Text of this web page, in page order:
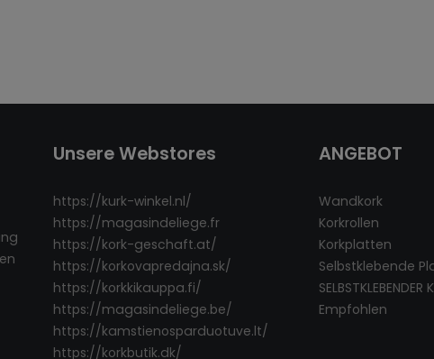
Unsere Webstores
https://kurk-winkel.nl/
https://magasindeliege.fr
https://kork-geschaft.at/
https://korkovapredajna.sk/
https://korkkikauppa.fi/
https://magasindeliege.be/
https://kamstienosparduotuve.lt/
https://korkbutik.dk/
ANGEBOT
Wandkork
Korkrollen
Korkplatten
Selbstklebende
SELBSTKLEBENDER
Empfohlen